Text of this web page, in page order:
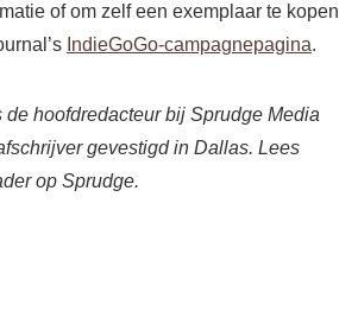
of om zelf een exemplaar te kopen
IndieGoGo-campagnepagina.
hoofdredacteur bij Sprudge Media
gevestigd in Dallas. Lees
op Sprudge.